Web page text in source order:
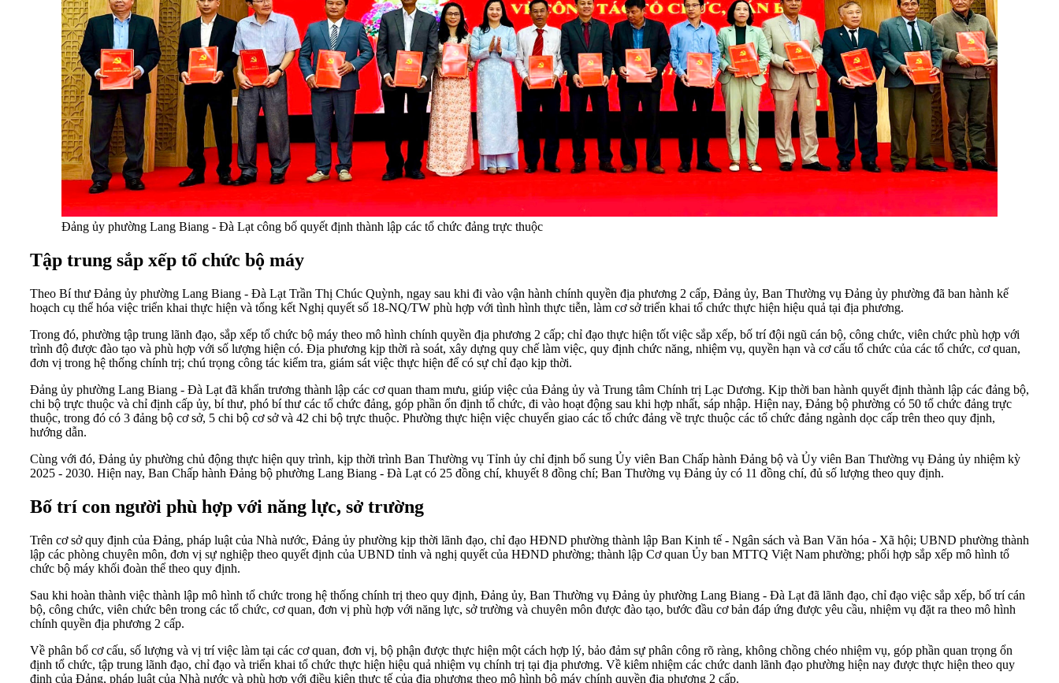
Đảng ủy phường Lang Biang - Đà Lạt công bố quyết định thành lập các tổ chức đảng trực thuộc
Tập trung sắp xếp tổ chức bộ máy
Theo Bí thư Đảng ủy phường Lang Biang - Đà Lạt Trần Thị Chúc Quỳnh, ngay sau khi đi vào vận hành chính quyền địa phương 2 cấp, Đảng ủy, Ban Thường vụ Đảng ủy phường đã ban hành kế
hoạch cụ thể hóa việc triển khai thực hiện và tổng kết Nghị quyết số 18-NQ/TW phù hợp với tình hình thực tiễn, làm cơ sở triển khai tổ chức thực hiện hiệu quả tại địa phương.
Trong đó, phường tập trung lãnh đạo, sắp xếp tổ chức bộ máy theo mô hình chính quyền địa phương 2 cấp; chỉ đạo thực hiện tốt việc sắp xếp, bố trí đội ngũ cán bộ, công chức, viên chức phù hợp với
trình độ được đào tạo và phù hợp với số lượng hiện có. Địa phương kịp thời rà soát, xây dựng quy chế làm việc, quy định chức năng, nhiệm vụ, quyền hạn và cơ cấu tổ chức của các tổ chức, cơ quan,
đơn vị trong hệ thống chính trị; chú trọng công tác kiểm tra, giám sát việc thực hiện để có sự chỉ đạo kịp thời.
Đảng ủy phường Lang Biang - Đà Lạt đã khẩn trương thành lập các cơ quan tham mưu, giúp việc của Đảng ủy và Trung tâm Chính trị Lạc Dương. Kịp thời ban hành quyết định thành lập các đảng bộ,
chi bộ trực thuộc và chỉ định cấp ủy, bí thư, phó bí thư các tổ chức đảng, góp phần ổn định tổ chức, đi vào hoạt động sau khi hợp nhất, sáp nhập. Hiện nay, Đảng bộ phường có 50 tổ chức đảng trực
thuộc, trong đó có 3 đảng bộ cơ sở, 5 chi bộ cơ sở và 42 chi bộ trực thuộc. Phường thực hiện việc chuyển giao các tổ chức đảng về trực thuộc các tổ chức đảng ngành dọc cấp trên theo quy định,
hướng dẫn.
Cùng với đó, Đảng ủy phường chủ động thực hiện quy trình, kịp thời trình Ban Thường vụ Tỉnh ủy chỉ định bổ sung Ủy viên Ban Chấp hành Đảng bộ và Ủy viên Ban Thường vụ Đảng ủy nhiệm kỳ
2025 - 2030. Hiện nay, Ban Chấp hành Đảng bộ phường Lang Biang - Đà Lạt có 25 đồng chí, khuyết 8 đồng chí; Ban Thường vụ Đảng ủy có 11 đồng chí, đủ số lượng theo quy định.
Bố trí con người phù hợp với năng lực, sở trường
Trên cơ sở quy định của Đảng, pháp luật của Nhà nước, Đảng ủy phường kịp thời lãnh đạo, chỉ đạo HĐND phường thành lập Ban Kinh tế - Ngân sách và Ban Văn hóa - Xã hội; UBND phường thành
lập các phòng chuyên môn, đơn vị sự nghiệp theo quyết định của UBND tỉnh và nghị quyết của HĐND phường; thành lập Cơ quan Ủy ban MTTQ Việt Nam phường; phối hợp sắp xếp mô hình tổ
chức bộ máy khối đoàn thể theo quy định.
Sau khi hoàn thành việc thành lập mô hình tổ chức trong hệ thống chính trị theo quy định, Đảng ủy, Ban Thường vụ Đảng ủy phường Lang Biang - Đà Lạt đã lãnh đạo, chỉ đạo việc sắp xếp, bố trí cán
bộ, công chức, viên chức bên trong các tổ chức, cơ quan, đơn vị phù hợp với năng lực, sở trường và chuyên môn được đào tạo, bước đầu cơ bản đáp ứng được yêu cầu, nhiệm vụ đặt ra theo mô hình
chính quyền địa phương 2 cấp.
Về phân bổ cơ cấu, số lượng và vị trí việc làm tại các cơ quan, đơn vị, bộ phận được thực hiện một cách hợp lý, bảo đảm sự phân công rõ ràng, không chồng chéo nhiệm vụ, góp phần quan trọng ổn
định tổ chức, tập trung lãnh đạo, chỉ đạo và triển khai tổ chức thực hiện hiệu quả nhiệm vụ chính trị tại địa phương. Về kiêm nhiệm các chức danh lãnh đạo phường hiện nay được thực hiện theo quy
định của Đảng, pháp luật của Nhà nước và phù hợp với điều kiện thực tế của địa phương theo mô hình bộ máy chính quyền địa phương 2 cấp.